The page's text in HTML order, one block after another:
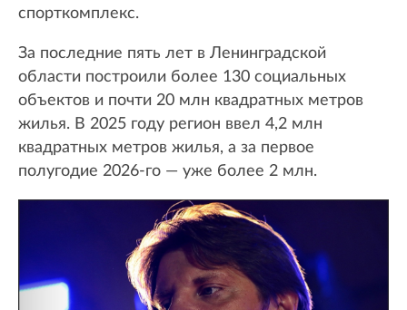
спорткомплекс.
За последние пять лет в Ленинградской
области построили более 130 социальных
объектов и почти 20 млн квадратных метров
жилья. В 2025 году регион ввел 4,2 млн
квадратных метров жилья, а за первое
полугодие 2026-го — уже более 2 млн.